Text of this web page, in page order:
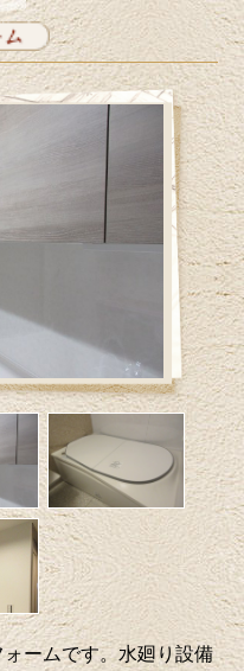
ームです。水廻り設備